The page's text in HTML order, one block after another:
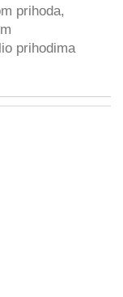
prihoda,
prihodima